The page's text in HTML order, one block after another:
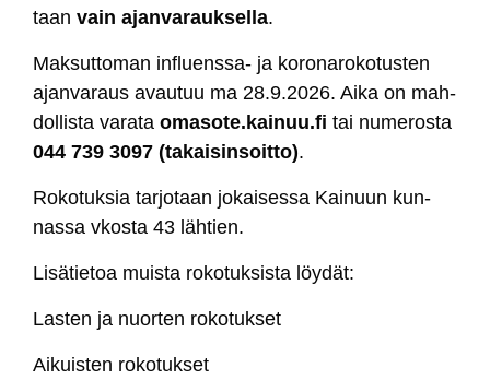
taan vain ajan­va­rauk­sel­la.
Mak­sut­to­man inf­luens­sa- ja ko­ro­na­ro­ko­tus­ten
ajan­va­raus avau­tuu ma 28.9.2026. Ai­ka on mah­
dol­lis­ta va­ra­ta omasote.kainuu.fi tai nu­me­ros­ta
044 739 3097 (takaisinsoitto).
Ro­ko­tuk­sia tar­jo­taan jo­kai­ses­sa Kai­nuun kun­
nas­sa vkos­ta 43 läh­tien.
Li­sä­tie­toa muis­ta ro­ko­tuk­sis­ta löy­dät:
Las­ten ja nuor­ten ro­ko­tuk­set
Ai­kuis­ten ro­ko­tuk­set